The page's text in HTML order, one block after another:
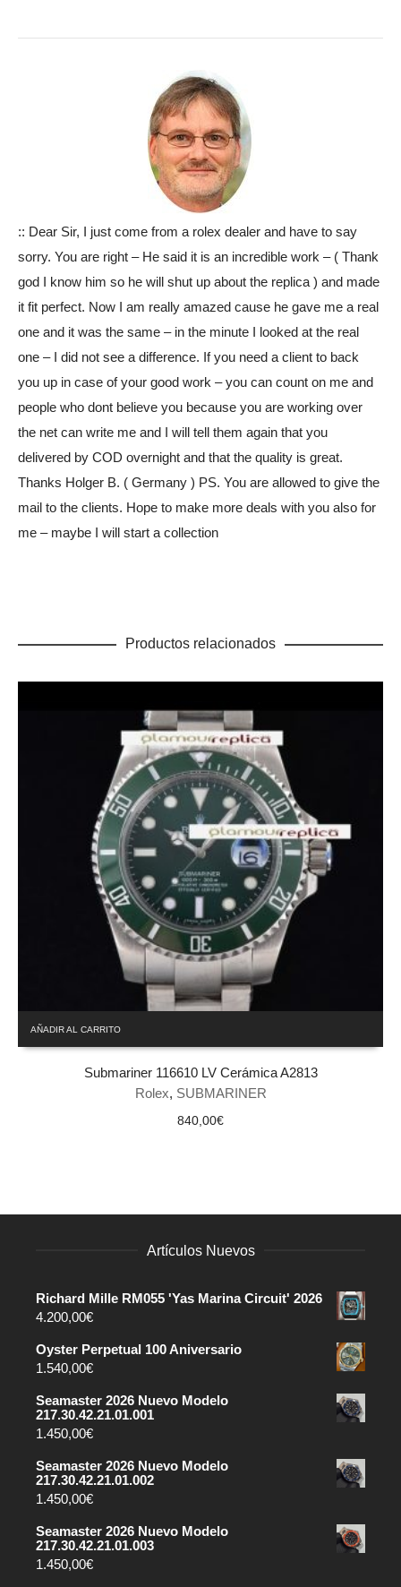
:: Dear Sir, I just come from a rolex dealer and have to say
sorry. You are right – He said it is an incredible work – ( Thank
god I know him so he will shut up about the replica ) and made
it fit perfect. Now I am really amazed cause he gave me a real
one and it was the same – in the minute I looked at the real
one – I did not see a difference. If you need a client to back
you up in case of your good work – you can count on me and
people who dont believe you because you are working over
the net can write me and I will tell them again that you
delivered by COD overnight and that the quality is great.
Thanks Holger B. ( Germany ) PS. You are allowed to give the
mail to the clients. Hope to make more deals with you also for
me – maybe I will start a collection
Productos relacionados
AÑADIR AL CARRITO
Submariner 116610 LV Cerámica A2813
Rolex, SUBMARINER
840,00€
Artículos Nuevos
Richard Mille RM055 'Yas Marina Circuit' 2026
4.200,00€
Oyster Perpetual 100 Aniversario
1.540,00€
Seamaster 2026 Nuevo Modelo
217.30.42.21.01.001
1.450,00€
Seamaster 2026 Nuevo Modelo
217.30.42.21.01.002
1.450,00€
Seamaster 2026 Nuevo Modelo
217.30.42.21.01.003
1.450,00€